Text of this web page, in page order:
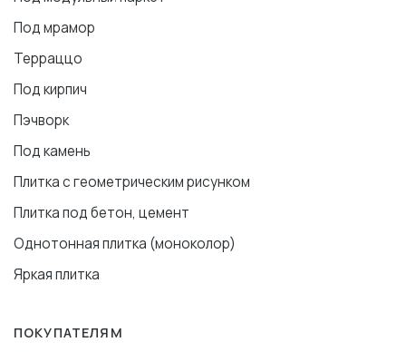
Под мрамор
Терраццо
Под кирпич
Пэчворк
Под камень
Плитка с геометрическим рисунком
Плитка под бетон, цемент
Однотонная плитка (моноколор)
Яркая плитка
ПОКУПАТЕЛЯМ